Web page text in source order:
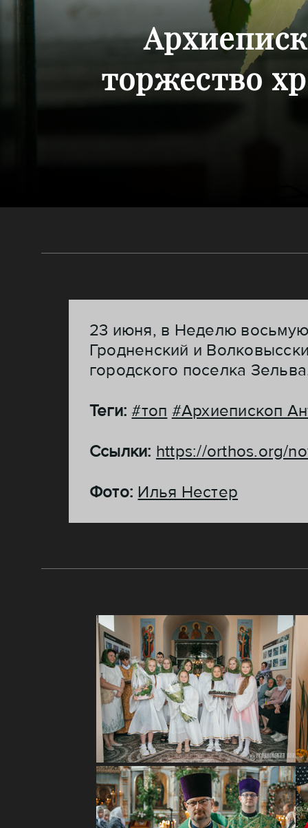
торжество
23 июня, в Неделю
Гродненский и
городского поселка
Теги:#топ #Архиепископ
Ссылки: https://orthos.org/
Фото: Илья Нестер